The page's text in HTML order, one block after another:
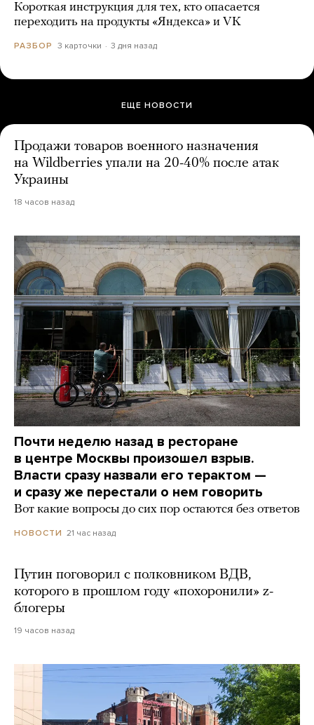
Короткая инструкция для тех, кто опасается
переходить на продукты «Яндекса» и VK
РАЗБОР 3 карточки 3 дня назад
ЕЩЕ НОВОСТИ
Продажи товаров военного назначения
на Wildberries упали на 20-40% после атак
Украины
18 часов назад
Почти неделю назад в ресторане
в центре Москвы произошел взрыв.
Власти сразу назвали его терактом —
и сразу же перестали о нем говорить
Вот какие вопросы до сих пор остаются без ответов
НОВОСТИ 21 час назад
Путин поговорил с полковником ВДВ,
которого в прошлом году «похоронили» z-
блогеры
19 часов назад